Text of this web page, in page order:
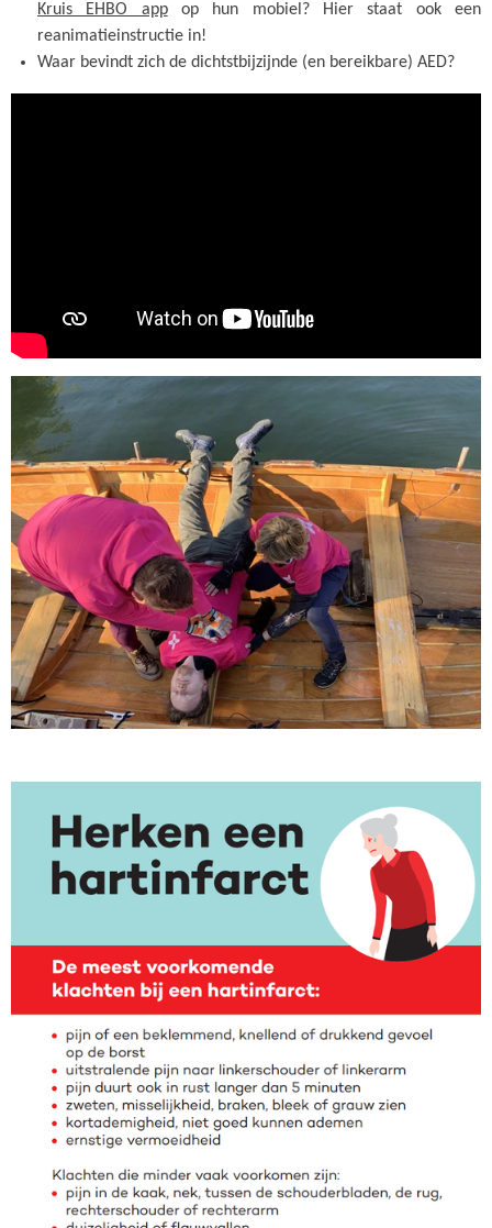
Kruis EHBO appop hun mobiel? Hier staat ook een
reanimatieinstructie in!
Waar bevindt zich de dichtstbijzijnde (en bereikbare) AED?